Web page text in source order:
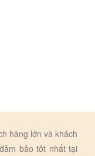
hàng lớn và khách
bảo tôt nhất tại